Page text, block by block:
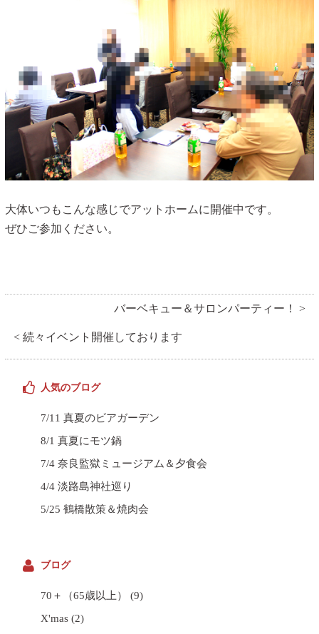
大体いつもこんな感じでアットホームに開催中です。
ぜひご参加ください。
バーベキュー＆サロンパーティー！ >
< 続々イベント開催しております
人気のブログ
7/11 真夏のビアガーデン
8/1 真夏にモツ鍋
7/4 奈良監獄ミュージアム＆夕食会
4/4 淡路島神社巡り
5/25 鶴橋散策＆焼肉会
ブログ
70＋（65歳以上）
(9)
X'mas(2)